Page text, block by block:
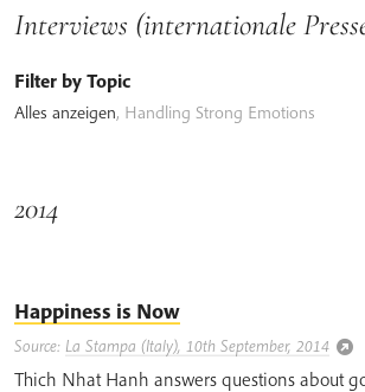
Interviews (internationale
Filter by Topic
Alles anzeigen, Handling Strong Emotions
2014
Happiness is Now
Source: La Stampa (Italy), 10th September, 2014
Thich Nhat Hanh answers questions about